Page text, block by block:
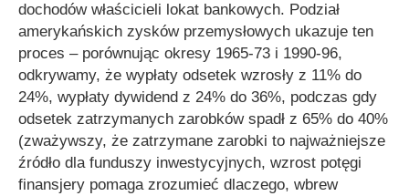
dochodów właścicieli lokat bankowych. Podział
amerykańskich zysków przemysłowych ukazuje ten
proces – porównując okresy 1965-73 i 1990-96,
odkrywamy, że wypłaty odsetek wzrosły z 11% do
24%, wypłaty dywidend z 24% do 36%, podczas gdy
odsetek zatrzymanych zarobków spadł z 65% do 40%
(zważywszy, że zatrzymane zarobki to najważniejsze
źródło dla funduszy inwestycyjnych, wzrost potęgi
finansjery pomaga zrozumieć dlaczego, wbrew